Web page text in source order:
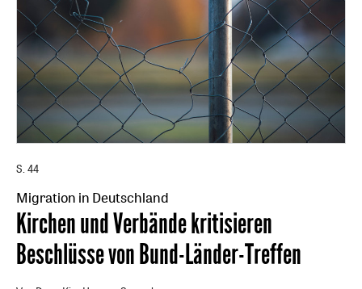
S. 44
Migration in Deutschland
:
Kirchen und Verbände kritisieren
Beschlüsse von Bund-Länder-Treffen